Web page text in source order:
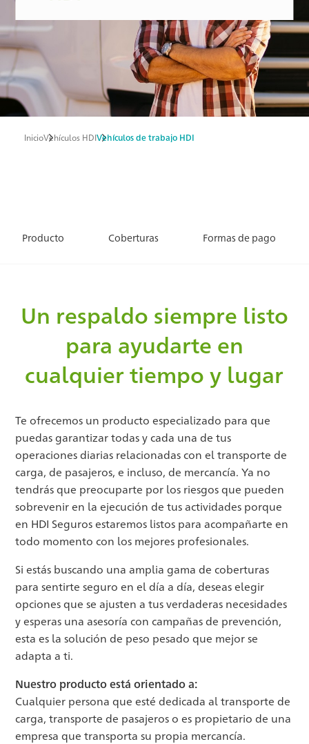
Ruta
InicioVehículos HDIVehículos de trabajo HDI
Producto Coberturas Formas de pago
Un respaldo siempre listo
para ayudarte en
cualquier tiempo y lugar
Te ofrecemos un producto especializado para que
puedas garantizar todas y cada una de tus
operaciones diarias relacionadas con el transporte de
carga, de pasajeros, e incluso, de mercancía. Ya no
tendrás que preocuparte por los riesgos que pueden
sobrevenir en la ejecución de tus actividades porque
en HDI Seguros estaremos listos para acompañarte en
todo momento con los mejores profesionales.
Si estás buscando una amplia gama de coberturas
para sentirte seguro en el día a día, deseas elegir
opciones que se ajusten a tus verdaderas necesidades
y esperas una asesoría con campañas de prevención,
esta es la solución de peso pesado que mejor se
adapta a ti.
Nuestro producto está orientado a:
Cualquier persona que esté dedicada al transporte de
carga, transporte de pasajeros o es propietario de una
empresa que transporta su propia mercancía.